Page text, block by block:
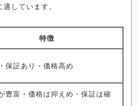
しています。
特徴
保証あり・価格高め
豊富・価格は抑えめ・保証は確